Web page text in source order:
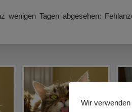
wenigen Tagen abgesehen:
Wir